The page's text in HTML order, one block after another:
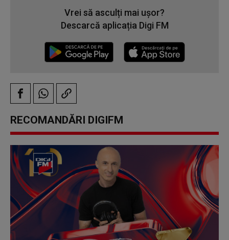
Vrei să asculți mai ușor?
Descarcă aplicația Digi FM
RECOMANDĂRI DIGIFM